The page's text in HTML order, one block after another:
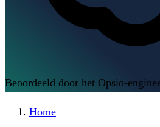
Beoordeeld door het Opsio-
Home